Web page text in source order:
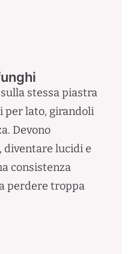
stessa piastra
per lato, girandoli
Devono
lucidi e
consistenza
perdere troppa